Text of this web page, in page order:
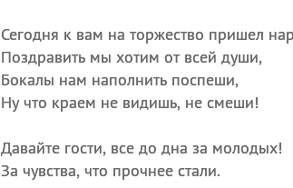
Сегодня к вам на торжество пришел
Поздравить мы хотим от всей души,
Бокалы нам наполнить поспеши,
Ну что краем не видишь, не смеши!
Давайте гости, все до дна за молодых!
За чувства, что прочнее стали.